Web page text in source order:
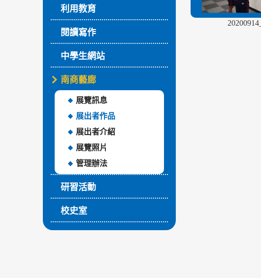
利用教育
閱讀寫作
中學生網站
南商藝廊
展覽訊息
展出者作品
展出者介紹
展覽照片
管理辦法
研習活動
校史室